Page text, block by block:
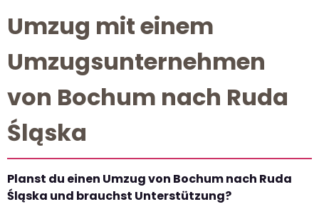
Umzug mit einem
Umzugsunternehmen
von Bochum nach Ruda
Śląska
Planst du einen Umzug von Bochum nach Ruda
Śląska und brauchst Unterstützung?